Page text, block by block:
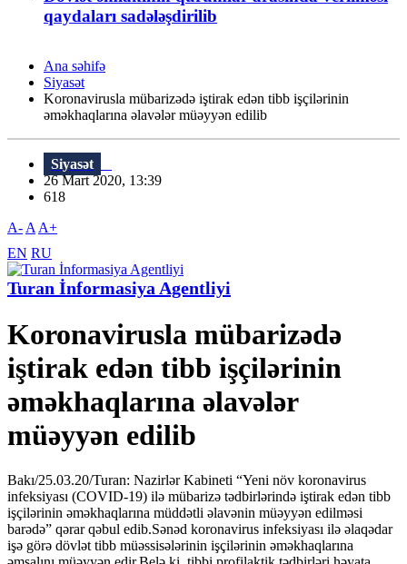
qaydaları sadələşdirilib
Ana səhifə
Siyasət
Koronavirusla mübarizədə iştirak edən tibb işçilərinin
əməkhaqlarına əlavələr müəyyən edilib
Siyasət
26 Mart 2020, 13:39
618
A- A A+
EN RU
Turan İnformasiya Agentliyi
Koronavirusla mübarizədə
iştirak edən tibb işçilərinin
əməkhaqlarına əlavələr
müəyyən edilib
Bakı/25.03.20/Turan: Nazirlər Kabineti “Yeni növ koronavirus
infeksiyası (COVID-19) ilə mübarizə tədbirlərində iştirak edən tibb
işçilərinin əməkhaqlarına müddətli əlavənin müəyyən edilməsi
barədə” qərar qəbul edib.Sənəd koronavirus infeksiyası ilə əlaqədar
işə görə dövlət tibb müəssisələrinin işçilərinin əməkhaqlarına